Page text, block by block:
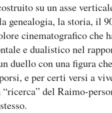
su un asse
genealogia, la storia, il
cinematografico che
e dualistico nel
duello con una figura
e per certi versi a
del Raimo-